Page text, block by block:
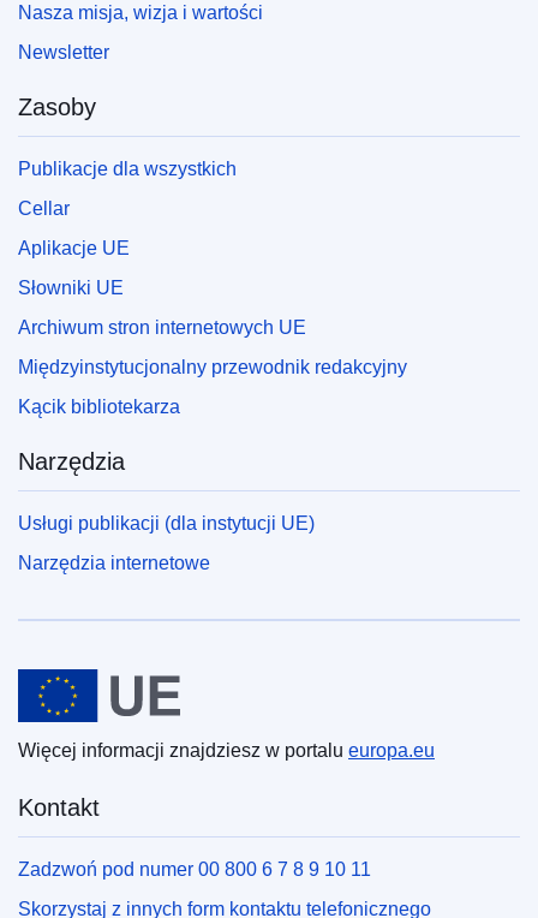
Nasza misja, wizja i wartości
Newsletter
Zasoby
Publikacje dla wszystkich
Cellar
Aplikacje UE
Słowniki UE
Archiwum stron internetowych UE
Międzyinstytucjonalny przewodnik redakcyjny
Kącik bibliotekarza
Narzędzia
Usługi publikacji (dla instytucji UE)
Narzędzia internetowe
Unia Europejska
Więcej informacji znajdziesz w portalu europa.eu
Kontakt
Zadzwoń pod numer 00 800 6 7 8 9 10 11
Skorzystaj z innych form kontaktu telefonicznego